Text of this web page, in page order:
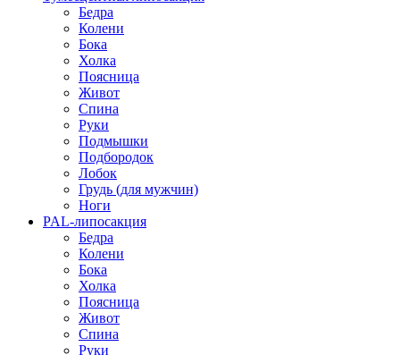
Бедра
Колени
Бока
Холка
Поясница
Живот
Спина
Руки
Подмышки
Подбородок
Лобок
Грудь (для мужчин)
Ноги
PAL-липосакция
Бедра
Колени
Бока
Холка
Поясница
Живот
Спина
Руки